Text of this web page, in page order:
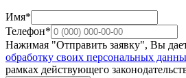
Имя*
Телефон*
Нажимая "Отправить заявку", Вы
обработку своих персональных
рамках действующего